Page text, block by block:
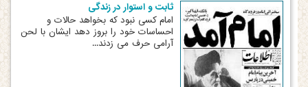
ثابت و استوار در زندگی
امام کسی نبود که بخواهد حالات و
احساسات خود را بروز دهد ایشان با لحن
آرامی حرف می زدند...